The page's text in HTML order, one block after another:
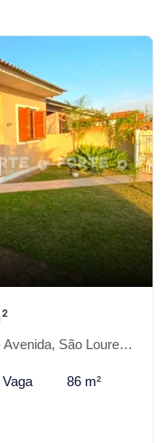
São Lourenço do Sul-RS
Vaga 86 m²